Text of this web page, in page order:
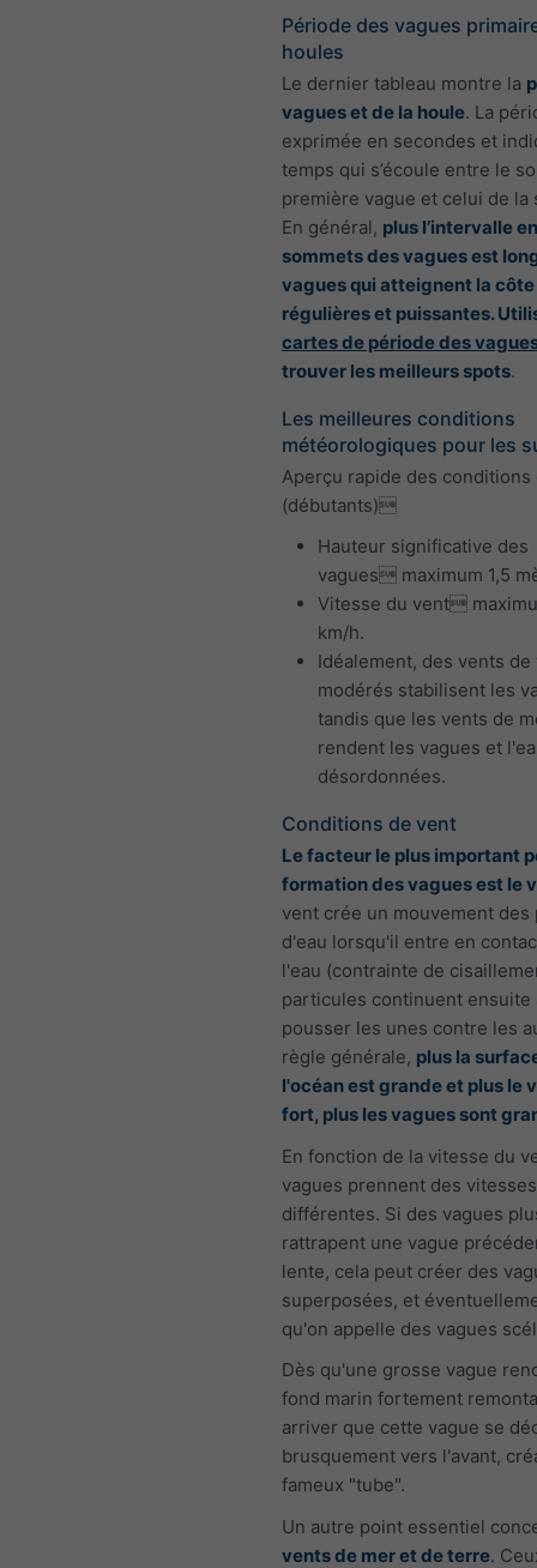
Période des vagues
houles
Le dernier tableau montre la
vagues et de la houle. La
exprimée en secondes et
temps qui s’écoule entre le
première vague et celui de la
En général, plus l’intervalle
sommets des vagues est
vagues qui atteignent la
régulières et puissantes.
cartes de période des
trouver les meilleurs spots.
Les meilleures conditions
météorologiques pour les
Aperçu rapide des
(débutants)
Hauteur significative des
vagues maximum 1,5
Vitesse du vent
km/h.
Idéalement, des vents
modérés stabilisent les
tandis que les vents de
rendent les vagues et
désordonnées.
Conditions de vent
Le facteur le plus important
formation des vagues est le
vent crée un mouvement
d'eau lorsqu'il entre en
l'eau (contrainte de
particules continuent ensuite
pousser les unes contre les
règle générale, plus la
l'océan est grande et plus le
fort, plus les vagues sont
En fonction de la vitesse du
vagues prennent des vitesses
différentes. Si des vagues
rattrapent une vague
lente, cela peut créer des
superposées, et
qu'on appelle des vagues
Dès qu'une grosse vague
fond marin fortement
arriver que cette vague se
brusquement vers l'avant,
fameux "tube".
Un autre point essentiel
vents de mer et de terre.